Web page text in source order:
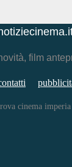
film
cinema imperia